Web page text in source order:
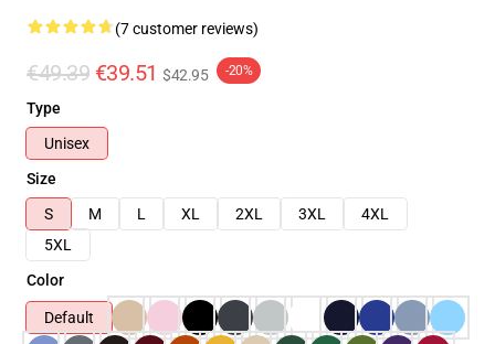
(7 customer reviews)
€49.39 €39.51 $42.95 -20%
Type
Unisex
Size
S
M L XL 2XL 3XL
4XL
5XL
Color
Default